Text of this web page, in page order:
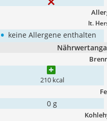
lt.
• keine Allergene enthalten
210 kcal
0 g